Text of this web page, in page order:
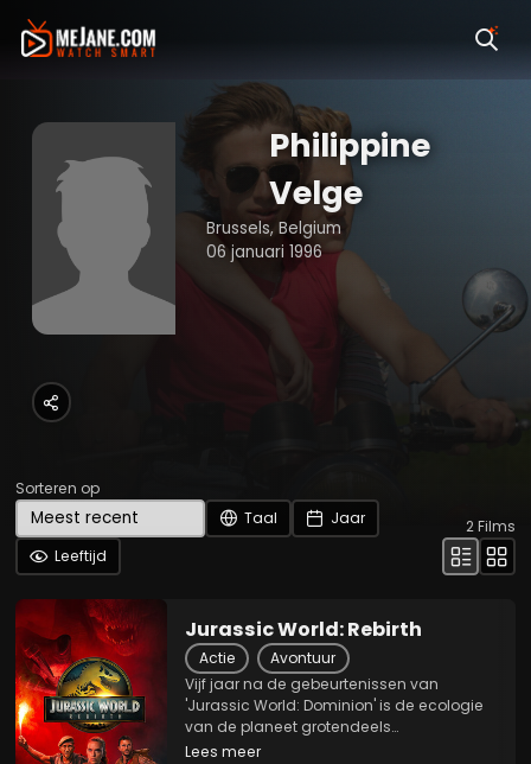
Philippine
Velge
Brussels, Belgium
06 januari 1996
Sorteren op
Taal
Jaar
Leeftijd
2Films
Jurassic World: Rebirth
Actie
Avontuur
Vijf jaar na de gebeurtenissen van
'Jurassic World: Dominion' is de ecologie
van de planeet grotendeels
onherbergzaam gebleken voor
Lees meer